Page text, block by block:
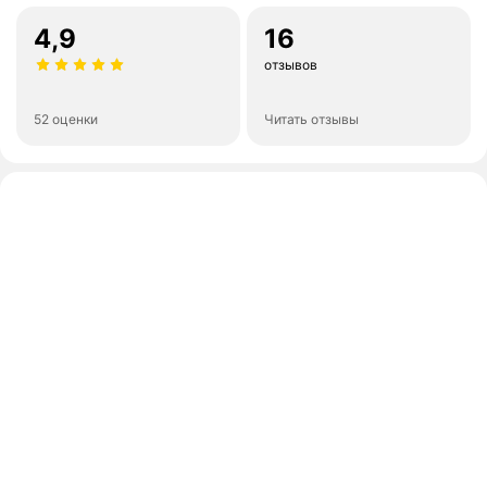
4,9
52 оценки
16
отзывов
Читать отзывы